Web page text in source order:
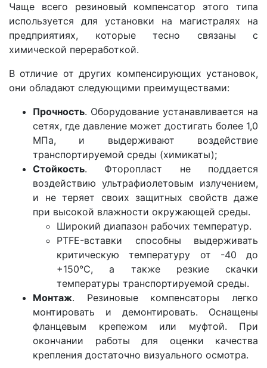
Чаще всего резиновый компенсатор этого типа
используется для установки на магистралях на
предприятиях, которые тесно связаны с
химической переработкой.
В отличие от других компенсирующих установок,
они обладают следующими преимуществами:
Прочность. Оборудование устанавливается на
сетях, где давление может достигать более 1,0
МПа, и выдерживают воздействие
транспортируемой среды (химикаты);
Стойкость. Фторопласт не поддается
воздействию ультрафиолетовым излучением,
и не теряет своих защитных свойств даже
при высокой влажности окружающей среды.
Широкий диапазон рабочих температур.
PTFE-вставки способны выдерживать
критическую температуру от -40 до
+150°С, а также резкие скачки
температуры транспортируемой среды.
Монтаж. Резиновые компенсаторы легко
монтировать и демонтировать. Оснащены
фланцевым крепежом или муфтой. При
окончании работы для оценки качества
крепления достаточно визуального осмотра.